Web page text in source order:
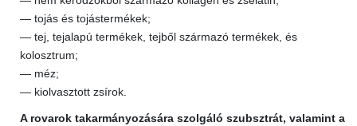
— tojás és tojástermékek;
— tej, tejalapú termékek, tejből származó termékek, és
kolosztrum;
— méz;
— kiolvasztott zsírok.
A rovarok takarmányozására szolgáló szubsztrát, valamint a